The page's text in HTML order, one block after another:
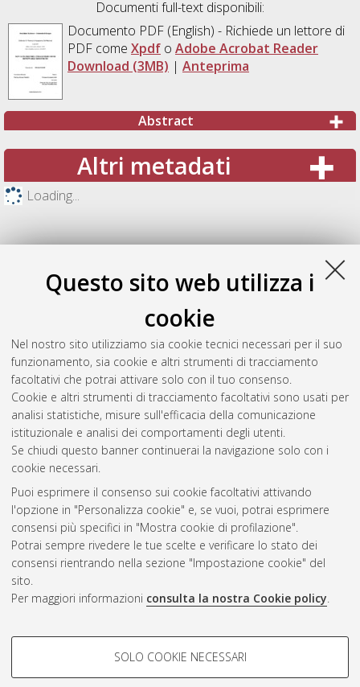
Questo sito web utilizza i
cookie
Nel nostro sito utilizziamo sia cookie tecnici necessari per il suo
funzionamento, sia cookie e altri strumenti di tracciamento
facoltativi che potrai attivare solo con il tuo consenso.
Cookie e altri strumenti di tracciamento facoltativi sono usati per
analisi statistiche, misure sull'efficacia della comunicazione
istituzionale e analisi dei comportamenti degli utenti.
Se chiudi questo banner continuerai la navigazione solo con i
cookie necessari.
Puoi esprimere il consenso sui cookie facoltativi attivando
l'opzione in "Personalizza cookie" e, se vuoi, potrai esprimere
consensi più specifici in "Mostra cookie di profilazione".
Potrai sempre rivedere le tue scelte e verificare lo stato dei
consensi rientrando nella sezione "Impostazione cookie" del
sito.
Per maggiori informazioni consulta la nostra Cookie policy.
COOKIE DI PROFILAZIONE -
SOLO COOKIE NECESSARI
Documenti full-text disponibili:
Documento PDF(English) - Richiede un lettore di
PDF come Xpdfo Adobe Acrobat Reader
Download (3MB) | Anteprima
Abstract
Altri metadati
Loading...
Gestione del documento:
Atom
Rss 1.0
Rss 2.0
ISSN: 2038-7946
Impostazioni Cookie
Informativa sulla privacy
Condizioni d’uso del sito